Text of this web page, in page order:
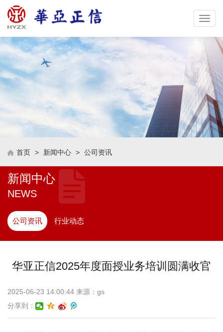
Toggle
首页 > 新闻中心 > 公司资讯
新闻中心
NEWS
公司资讯 行业动态
华亚正信2025年度面授业务培训圆满收官
2025-06-23 14:00:44 来源：gs
分享到：